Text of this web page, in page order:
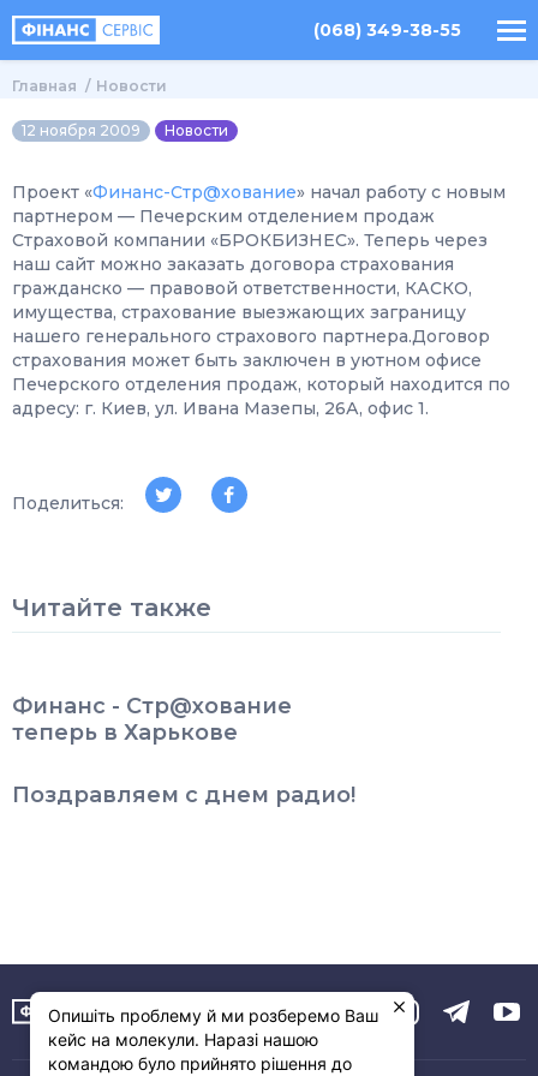
(068) 349-38-55
Главная Новости
12 ноября 2009 Новости
Проект «Финанс-Стр@хование» начал работу с новым
партнером — Печерским отделением продаж
Страховой компании «БРОКБИЗНЕС». Теперь через
наш сайт можно заказать договора страхования
гражданско — правовой ответственности, КАСКО,
имущества, страхование выезжающих заграницу
нашего генерального страхового партнера.Договор
страхования может быть заключен в уютном офисе
Печерского отделения продаж, который находится по
адресу: г. Киев, ул. Ивана Мазепы, 26А, офис 1.
Поделиться:
Читайте также
Финанс - Стр@хование
теперь в Харькове
Поздравляем с днем радио!
Опишіть проблему й ми розберемо Ваш
кейс на молекули. Наразі нашою
командою було прийнято рішення до